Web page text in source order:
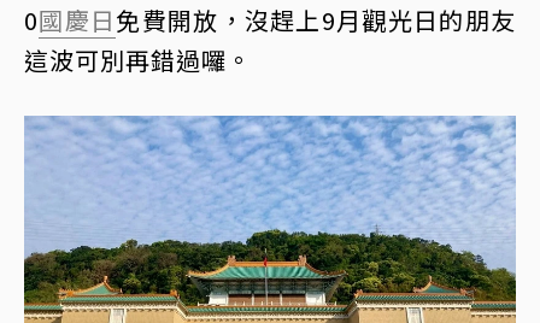
0國慶日免費開放，沒趕上9月觀光日的朋友
這波可別再錯過囉。